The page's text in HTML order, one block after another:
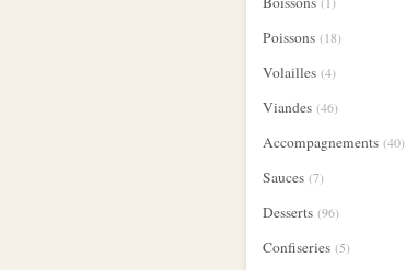
Poissons (18)
Volailles (4)
Viandes (46)
Accompagnements (40)
Sauces (7)
Desserts (96)
Confiseries (5)